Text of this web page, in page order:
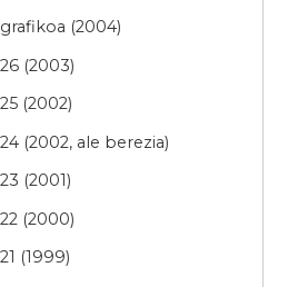
(2004)
(2003)
(2002)
(2002, ale berezia)
(2001)
(2000)
(1999)